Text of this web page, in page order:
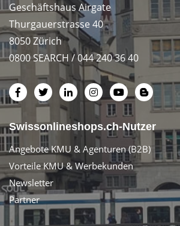
Geschäftshaus Airgate
Thurgauerstrasse 40
8050 Zürich
0800 SEARCH / 044 240 36 40
Swissonlineshops.ch-Nutzer
Angebote KMU & Agenturen (B2B)
Vorteile KMU & Werbekunden
Newsletter
Partner